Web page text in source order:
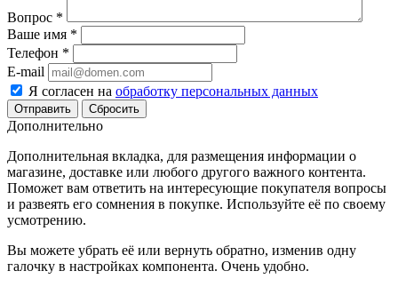
Вопрос *
Ваше имя *
Телефон *
E-mail
Я согласен на обработку персональных данных
Сбросить
Дополнительно
Дополнительная вкладка, для размещения информации о
магазине, доставке или любого другого важного контента.
Поможет вам ответить на интересующие покупателя вопросы
и развеять его сомнения в покупке. Используйте её по своему
усмотрению.
Вы можете убрать её или вернуть обратно, изменив одну
галочку в настройках компонента. Очень удобно.